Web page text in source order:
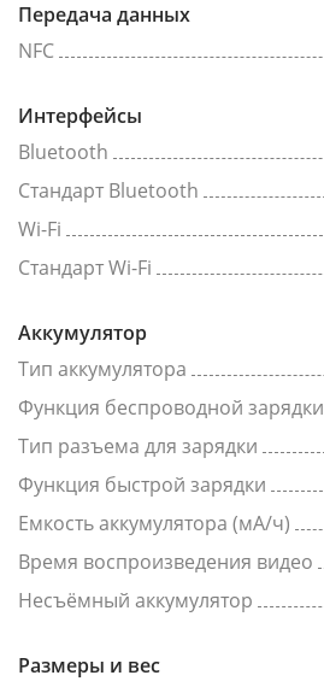
Передача данных
NFC
Интерфейсы
Bluetooth
Стандарт Bluetooth
Wi-Fi
Стандарт Wi-Fi
Аккумулятор
Тип аккумулятора
Функция беспроводной зарядки
Тип разъема для зарядки
Функция быстрой зарядки
Емкость аккумулятора (мА/ч)
Время воспроизведения видео
Несъёмный аккумулятор
Размеры и вес